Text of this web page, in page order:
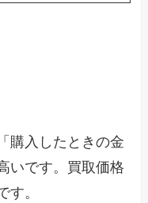
購入したときの金
いです。買取価格
す。